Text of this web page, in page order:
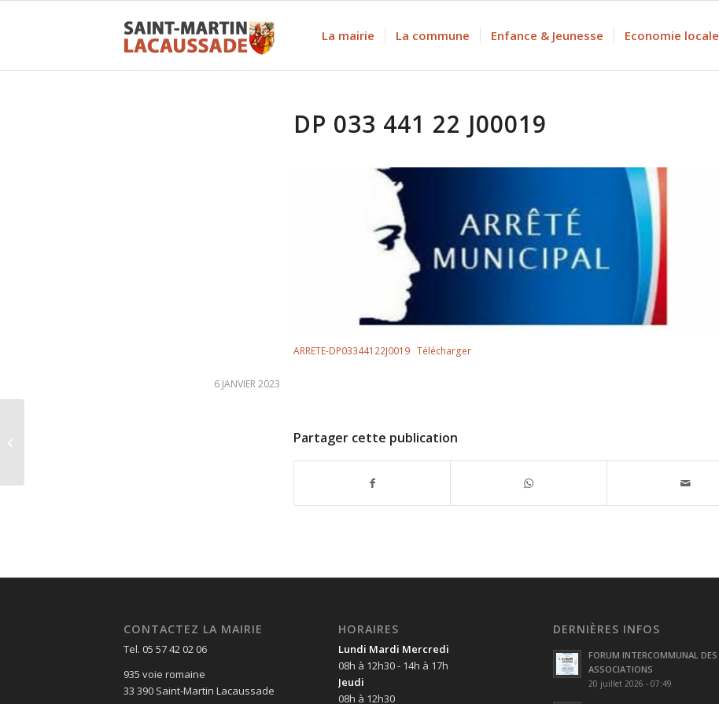
La mairie La commune Enfance & Jeunesse Economie locale
DP 033 441 22 J00019
ARRETE-DP03344122J0019 Télécharger
6 JANVIER 2023
Partager cette publication
CONTACTEZ LA MAIRIE
Tel. 05 57 42 02 06
935 voie romaine
33 390 Saint-Martin Lacaussade
HORAIRES
Lundi Mardi Mercredi
08h à 12h30 - 14h à 17h
Jeudi
08h à 12h30
DERNIÈRES INFOS
FORUM INTERCOMMUNAL DES
ASSOCIATIONS
20 juillet 2026 - 07:49